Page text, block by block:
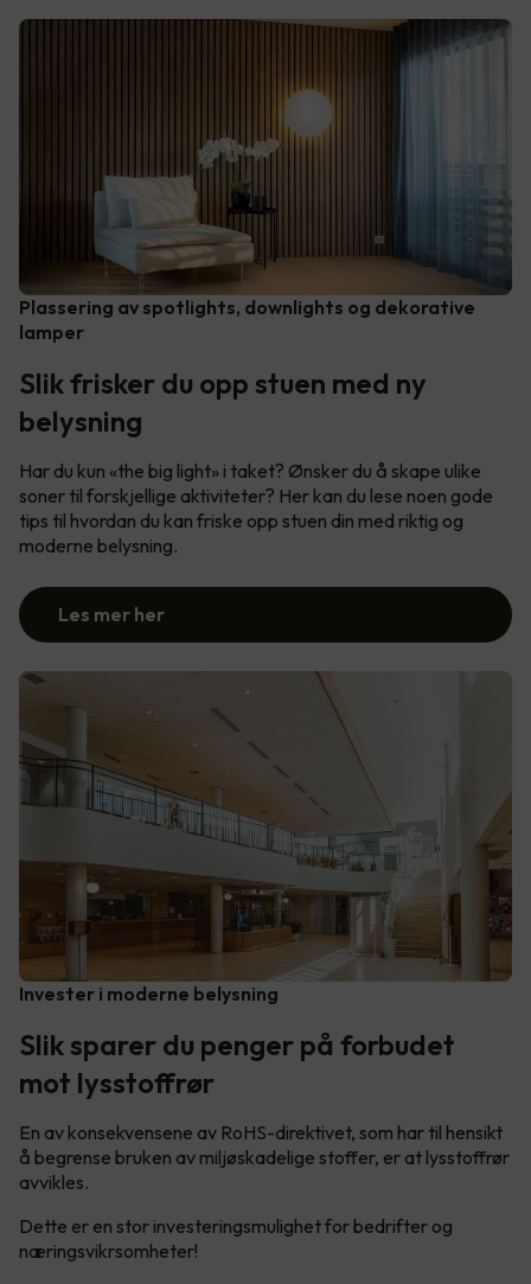
Plassering av spotlights, downlights og dekorative
lamper
Slik frisker du opp stuen med ny
belysning
Har du kun «the big light» i taket? Ønsker du å skape ulike
soner til forskjellige aktiviteter? Her kan du lese noen gode
tips til hvordan du kan friske opp stuen din med riktig og
moderne belysning.
Les mer her
Invester i moderne belysning
Slik sparer du penger på forbudet
mot lysstoffrør
En av konsekvensene av RoHS-direktivet, som har til hensikt
å begrense bruken av miljøskadelige stoffer, er at lysstoffrør
avvikles.
Dette er en stor investeringsmulighet for bedrifter og
næringsvikrsomheter!